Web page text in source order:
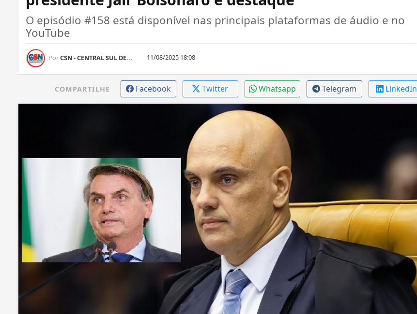
O episódio #158 está disponível nas principais plataformas de áudio e no
YouTube
PorCSN - CENTRAL SUL DE... 11/08/2025 18:08
COMPARTILHE Facebook Twitter Whatsapp Telegram LinkedIn